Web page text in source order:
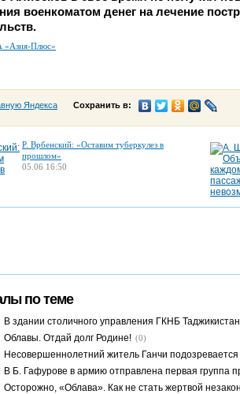
военкоматом денег на лечение
«Азия-Плюс»
Яндекса Сохранить в:
Р. Врбенский: «Оставим туберкулез в
прошлом»
05.06 16:50
по теме
В здании столичного управления ГКНБ
Облавы. Отдай долг Родине! (0)
Несовершеннолетний житель Ганчи
В Б. Гафурове в армию отправлена первая группа
Осторожно, «Облава». Как не стать жертвой